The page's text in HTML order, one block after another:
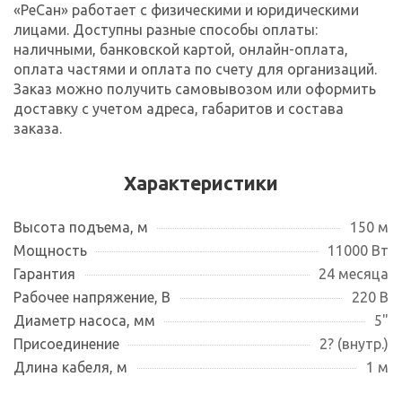
«РеСан» работает с физическими и юридическими
лицами. Доступны разные способы оплаты:
наличными, банковской картой, онлайн-оплата,
оплата частями и оплата по счету для организаций.
Заказ можно получить самовывозом или оформить
доставку с учетом адреса, габаритов и состава
заказа.
Характеристики
Высота подъема, м
150 м
Мощность
11000 Вт
Гарантия
24 месяца
Рабочее напряжение, В
220 В
Диаметр насоса, мм
5"
Присоединение
2? (внутр.)
Длина кабеля, м
1 м